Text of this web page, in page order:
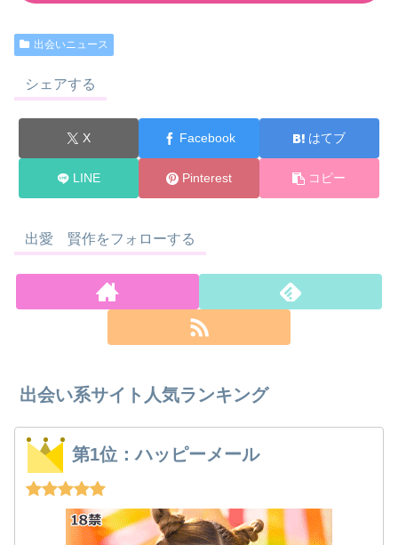
出会いニュース
シェアする
X Facebook はてブ
LINE Pinterest コピー
出愛 賢作をフォローする
出会い系サイト人気ランキング
第1位：ハッピーメール